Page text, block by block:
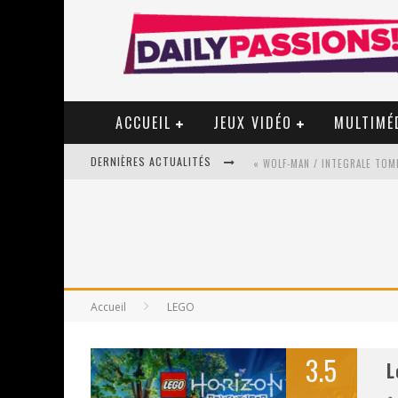
ACCUEIL JEUX VIDÉO
DERNIÈRES ACTUALITÉS « WOLF-MAN / INTEGRALE
PSYRIVER 2026 : LA MAGIE
« MOFUSAND / PARLER
Accueil LEGO
3.5